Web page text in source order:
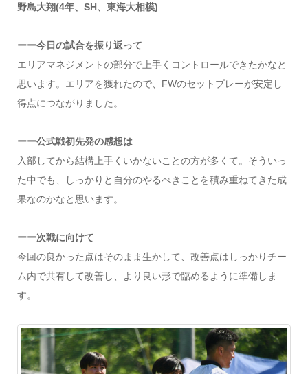
野島大翔(4年、SH、東海大相模)
ーー今日の試合を振り返って
エリアマネジメントの部分で上手くコントロールできたかなと
思います。エリアを獲れたので、FWのセットプレーが安定し
得点につながりました。
ーー公式戦初先発の感想は
入部してから結構上手くいかないことの方が多くて。そういっ
た中でも、しっかりと自分のやるべきことを積み重ねてきた成
果なのかなと思います。
ーー次戦に向けて
今回の良かった点はそのまま生かして、改善点はしっかりチー
ム内で共有して改善し、より良い形で臨めるように準備しま
す。